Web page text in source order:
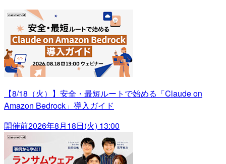
【8/18（火）】安全・最短ルートで始める「Claude on
Amazon Bedrock」導入ガイド
開催前2026年8月18日(火) 13:00